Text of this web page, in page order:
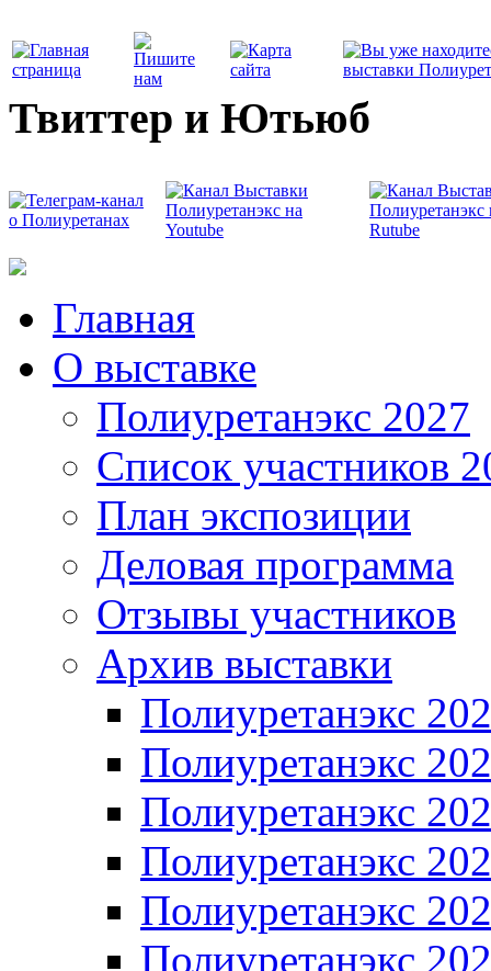
Твиттер и Ютьюб
Главная
О выставке
Полиуретанэкс 2027
Список участников
План экспозиции
Деловая программа
Отзывы участников
Архив выставки
Полиуретанэкс
Полиуретанэкс
Полиуретанэкс
Полиуретанэкс
Полиуретанэкс
Полиуретанэкс